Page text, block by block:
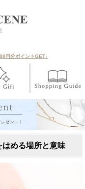
円分ポイントGET♪
める場所と意味